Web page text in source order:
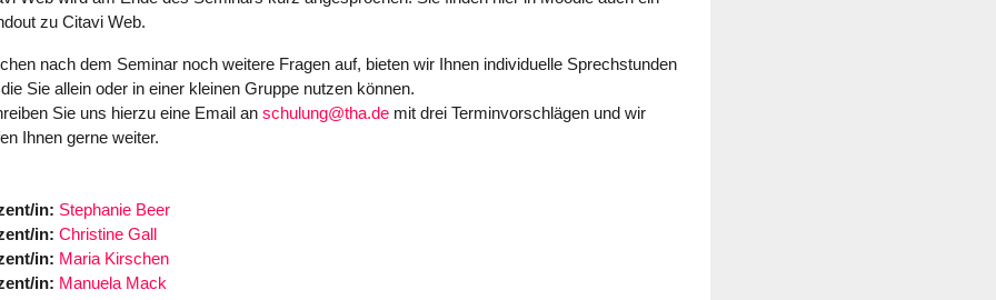
zu Citavi Web.
nach dem Seminar noch weitere Fragen auf, bieten wir Ihnen individuelle Sprechstunden
Sie allein oder in einer kleinen Gruppe nutzen können.
Sie uns hierzu eine Email an schulung@tha.de mit drei Terminvorschlägen und wir
Ihnen gerne weiter.
in: Stephanie Beer
in: Christine Gall
in: Maria Kirschen
in: Manuela Mack